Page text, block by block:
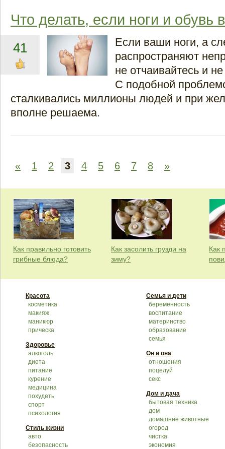
Что делать, если ноги и обувь
41
Если ваши ноги, а
распространяют
не отчаивайтесь и
С подобной
сталкивались миллионы людей и при
вполне решаема.
« 1 2 3 4 5 6 7 8 »
Как правильно готовить
грибные блюда?
Как засолить грузди на
зиму?
Как
Красота
косметика
макияж
маникюр
прическа
Здоровье
алкоголь
диета
питание
курение
медицина
похудеть
спорт
психология
Стиль жизни
авто
безопасность
Семья и дети
беременность
воспитание
материнство
образование
семья
Он и она
отношения
поцелуй
секс
Дом и дача
бытовая техника
дом
домашние животные
огород
чистка
экономия